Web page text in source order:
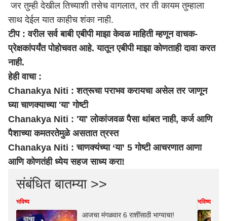
जर तुम्ही देखील तिच्याशी तसेच वागलात, तर ती कायम तुम्हाला
साथ देईल यात काहीच शंका नाही.
टीप : वरील सर्व बाबी एबीपी माझा केवळ माहिती म्हणून वाचक-
प्रेक्षकांपर्यंत पोहोचवत आहे. यातून एबीपी माझा कोणताही दावा करत
नाही.
हेही वाचा :
Chanakya Niti : शत्रूचा पराभव करायचा असेल तर जाणून
घ्या चाणक्याच्या 'या' गोष्टी
Chanakya Niti : 'या' लोकांजवळ पैसा थांबत नाही, कर्ज आणि
पैशाच्या कमतरतेमुळे असतात त्रस्त
Chanakya Niti : चाणक्यंच्या ‘या’ 5 गोष्टी आचरणात आणा
आणि कोणतंही ध्येय सहज साध्य करा!
संबंधित बातम्या >>
भविष्य
आजचा मंगळवार 6 राशींसाठी भाग्याचा!
भविष्य